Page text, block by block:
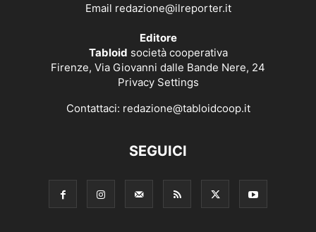
Email redazione@ilreporter.it
Editore
Tabloid società cooperativa
Firenze, Via Giovanni dalle Bande Nere, 24
Privacy Settings
Contattaci: redazione@tabloidcoop.it
SEGUICI